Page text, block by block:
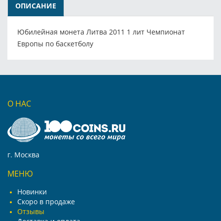
ОПИСАНИЕ
Юбилейная монета Литва 2011 1 лит Чемпионат
Европы по баскетболу
О НАС
г. Москва
МЕНЮ
Новинки
Скоро в продаже
Отзывы